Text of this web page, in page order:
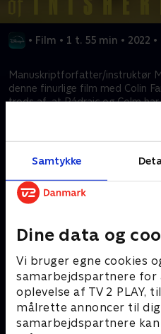
Samtykke
Dine data og
Vi bruger egne cookies
samarbejdspartnere for
oplevelse af TV 2 PLAY,
målrette annoncer til
samarbejdspartnere
• Film • 1 t. 55 min • 2022 •
Manuskriptforfatter/instruktør
denne finurlige film med Colin
trods af, at Pádraic og Colm
de sig i en svær situation, da
venskab, hvilket får